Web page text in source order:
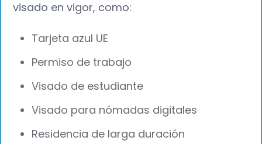
visado en vigor, como:
Tarjeta azul UE
Permiso de trabajo
Visado de estudiante
Visado para nómadas digitales
Residencia de larga duración